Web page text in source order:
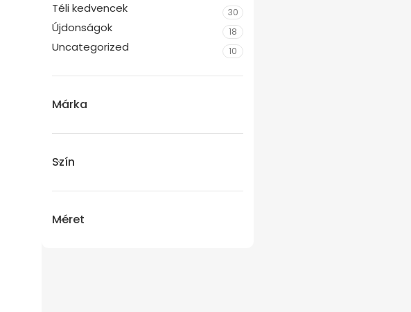
Téli kedvencek 30
Újdonságok 18
Uncategorized 10
Márka
Szín
Méret